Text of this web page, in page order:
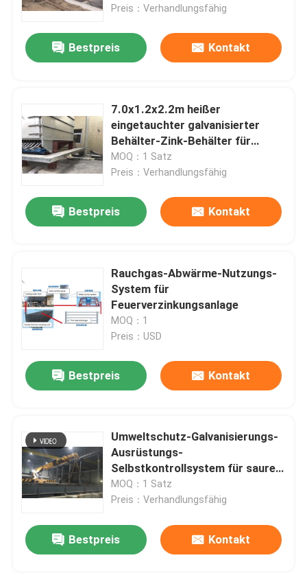
Preis：Verhandlungsfähig
Bestpreis Kontakt
7.0x1.2x2.2m heißer
eingetauchter galvanisierter
Behälter-Zink-Behälter für
ununterbrochene
Galvanisierungs-Linie
MOQ：1 Satz
Preis：Verhandlungsfähig
Bestpreis Kontakt
Rauchgas-Abwärme-Nutzungs-
System für
Feuerverzinkungsanlage
MOQ：1
Preis：USD
Bestpreis Kontakt
Umweltschutz-Galvanisierungs-
Ausrüstungs-
Selbstkontrollsystem für saure
Reinigung
MOQ：1 Satz
Preis：Verhandlungsfähig
Bestpreis Kontakt